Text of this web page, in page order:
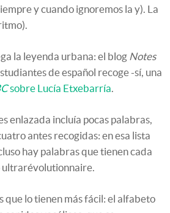
y cuando ignoremos la y). La
la leyenda urbana: el blog Notes
de español recoge -sí, una
sobre Lucía Etxebarría.
enlazada incluía pocas palabras,
antes recogidas: en esa lista
hay palabras que tienen cada
ultrarévolutionnaire.
que lo tienen más fácil: el alfabeto